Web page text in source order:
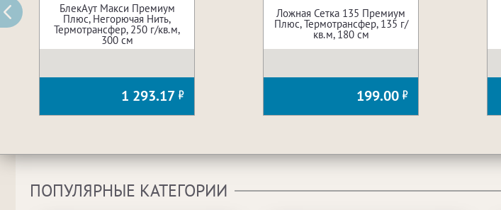
БлекАут Макси Премиум
Плюс, Негорючая Нить,
Термотрансфер, 250 г/кв.м,
300 см
1 293.17
Ложная Сетка 135 Премиум
Плюс, Термотрансфер, 135 г/
кв.м, 180 см
199.00
ПОПУЛЯРНЫЕ КАТЕГОРИИ